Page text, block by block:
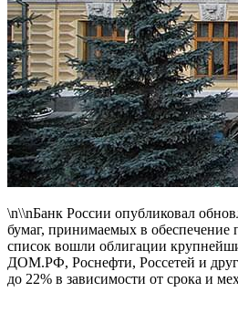
\n\\nБанк России опубликовал
бумаг, принимаемых в
список вошли облигации
ДОМ.РФ, Роснефти, Россетей и
до 22% в зависимости от срока и